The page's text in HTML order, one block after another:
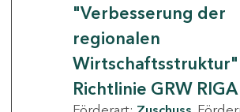
"Verbesserung der
regionalen
Wirtschaftsstruktur"
Richtlinie GRW RIGA